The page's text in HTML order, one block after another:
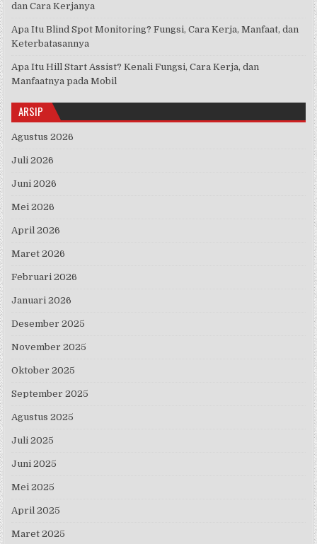
dan Cara Kerjanya
Apa Itu Blind Spot Monitoring? Fungsi, Cara Kerja, Manfaat, dan
Keterbatasannya
Apa Itu Hill Start Assist? Kenali Fungsi, Cara Kerja, dan
Manfaatnya pada Mobil
ARSIP
Agustus 2026
Juli 2026
Juni 2026
Mei 2026
April 2026
Maret 2026
Februari 2026
Januari 2026
Desember 2025
November 2025
Oktober 2025
September 2025
Agustus 2025
Juli 2025
Juni 2025
Mei 2025
April 2025
Maret 2025